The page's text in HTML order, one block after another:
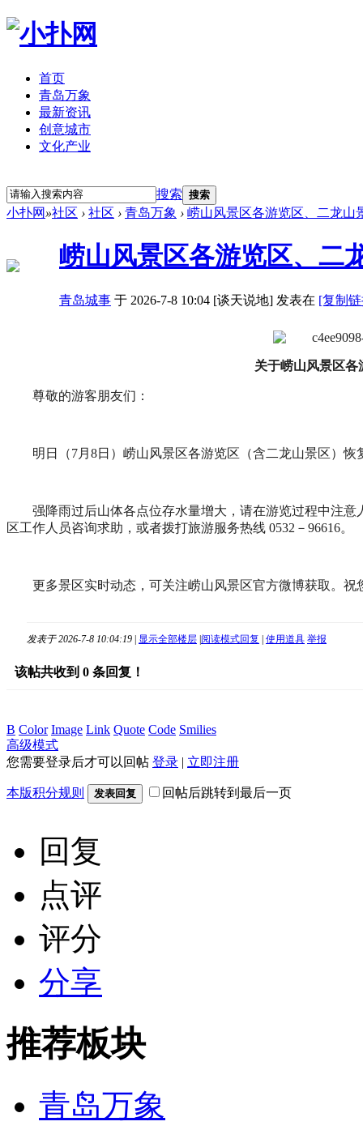
首页
青岛万象
最新资讯
创意城市
文化产业
搜索 搜索
小扑网 »社区 › 社区 › 青岛万象 › 崂山风景区各游览区、二龙山
崂山风景区各游览区、二
青岛城事 于 2026-7-8 10:04 [谈天说地] 发表在 [复制
关于崂山风景区
尊敬的游客朋友们：
明日（7月8日）崂山风景区各游览区（含二龙山景区）恢
强降雨过后山体各点位存水量增大，请在游览过程中注
区工作人员咨询求助，或者拨打旅游服务热线 0532－96616。
更多景区实时动态，可关注崂山风景区官方微博获取。祝
发表于 2026-7-8 10:04:19 | 显示全部楼层 |阅读模式回复 | 使用道具 举报
该帖共收到 0 条回复！
B Color Image Link Quote Code Smilies
高级模式
您需要登录后才可以回帖 登录 | 立即注册
本版积分规则 发表回复 回帖后跳转到最后一页
回复
点评
评分
分享
推荐板块
青岛万象